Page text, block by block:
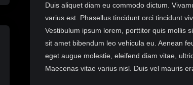
Duis aliquet diam eu commodo dictum.
varius est. Phasellus tincidunt orci tincidunt
Vestibulum ipsum lorem, porttitor quis mollis
sit amet bibendum leo vehicula eu. Aenean
eget augue molestie, eleifend diam vitae,
Maecenas vitae varius nisl. Duis vel mauris